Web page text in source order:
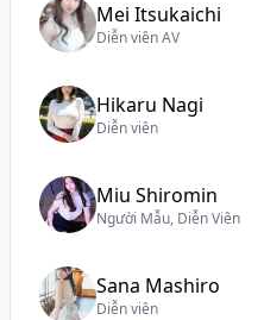
Mei Itsukaichi
Diễn viên AV
Hikaru Nagi
Diễn viên
Miu Shiromin
Người Mẫu, Diễn Viên
Sana Mashiro
Diễn viên